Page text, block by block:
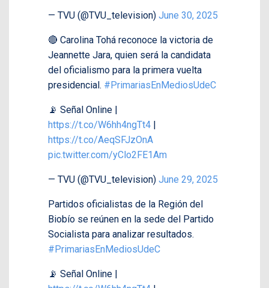
— TVU (@TVU_television) June 30, 2025
🔴 Carolina Tohá reconoce la victoria de
Jeannette Jara, quien será la candidata
del oficialismo para la primera vuelta
presidencial. #PrimariasEnMediosUdeC
📡 Señal Online |
https://t.co/W6hh4ngTt4
https://t.co/AeqSFJzOnA
pic.twitter.com/yClo2FE1Am
— TVU (@TVU_television) June 29, 2025
Partidos oficialistas de la Región del
Biobío se reúnen en la sede del Partido
Socialista para analizar resultados.
#PrimariasEnMediosUdeC
📡 Señal Online |